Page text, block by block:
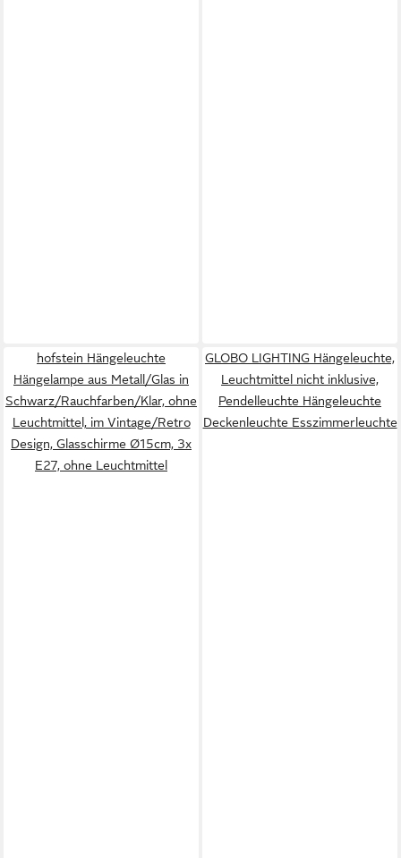
hofstein Hängeleuchte
Hängelampe aus Metall/Glas in
Schwarz/Rauchfarben/Klar, ohne
Leuchtmittel, im Vintage/Retro
Design, Glasschirme Ø15cm, 3x
E27, ohne Leuchtmittel
GLOBO LIGHTING Hängeleuchte,
Leuchtmittel nicht inklusive,
Pendelleuchte Hängeleuchte
Deckenleuchte Esszimmerleuchte